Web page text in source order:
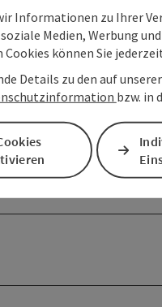
Informationen zu Ihrer
Medien, Werbung
Cookies können Sie
Details zu den auf
bzw. in